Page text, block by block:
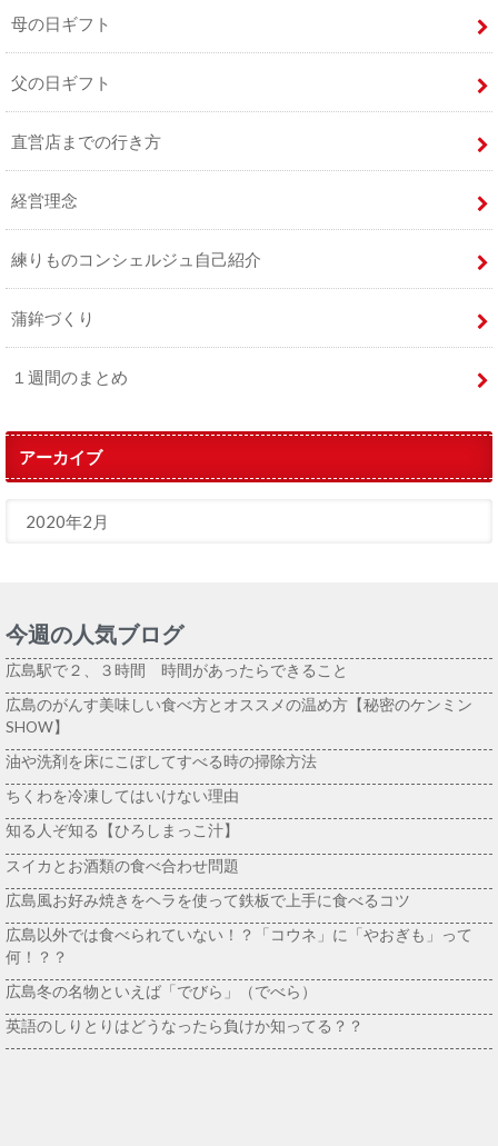
母の日ギフト
父の日ギフト
直営店までの行き方
経営理念
練りものコンシェルジュ自己紹介
蒲鉾づくり
１週間のまとめ
アーカイブ
今週の人気ブログ
広島駅で２、３時間 時間があったらできること
広島のがんす美味しい食べ方とオススメの温め方【秘密のケンミン
SHOW】
油や洗剤を床にこぼしてすべる時の掃除方法
ちくわを冷凍してはいけない理由
知る人ぞ知る【ひろしまっこ汁】
スイカとお酒類の食べ合わせ問題
広島風お好み焼きをヘラを使って鉄板で上手に食べるコツ
広島以外では食べられていない！？「コウネ」に「やおぎも」って
何！？？
広島冬の名物といえば「でびら」（でべら）
英語のしりとりはどうなったら負けか知ってる？？